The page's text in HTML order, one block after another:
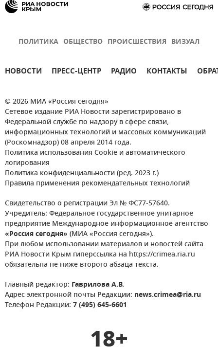
ПОЛИТИКА ОБЩЕСТВО ПРОИСШЕСТВИЯ ВИЗУАЛ
НОВОСТИ ПРЕСС-ЦЕНТР РАДИО КОНТАКТЫ
© 2026 МИА «Россия сегодня»
Сетевое издание РИА Новости зарегистрировано в
Федеральной службе по надзору в сфере связи,
информационных технологий и массовых коммуникаций
(Роскомнадзор) 08 апреля 2014 года.
Политика использования Cookie и автоматического
логирования
Политика конфиденциальности (ред. 2023 г.)
Правила применения рекомендательных технологий
Свидетельство о регистрации Эл № ФС77-57640.
Учредитель: Федеральное государственное унитарное
предприятие Международное информационное агентство
«Россия сегодня» (МИА «Россия сегодня»).
При любом использовании материалов и новостей сайта
РИА Новости Крым гиперссылка на https://crimea.ria.ru
обязательна не ниже второго абзаца текста.
Главный редактор: Гаврилова А.В.
Адрес электронной почты Редакции: news.crimea@ria.ru
Телефон Редакции: 7 (495) 645-6601